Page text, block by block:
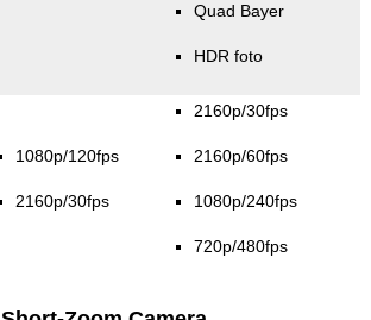
Quad Bayer
HDR foto
1080p/120fps
2160p/30fps
2160p/30fps
2160p/60fps
1080p/240fps
720p/480fps